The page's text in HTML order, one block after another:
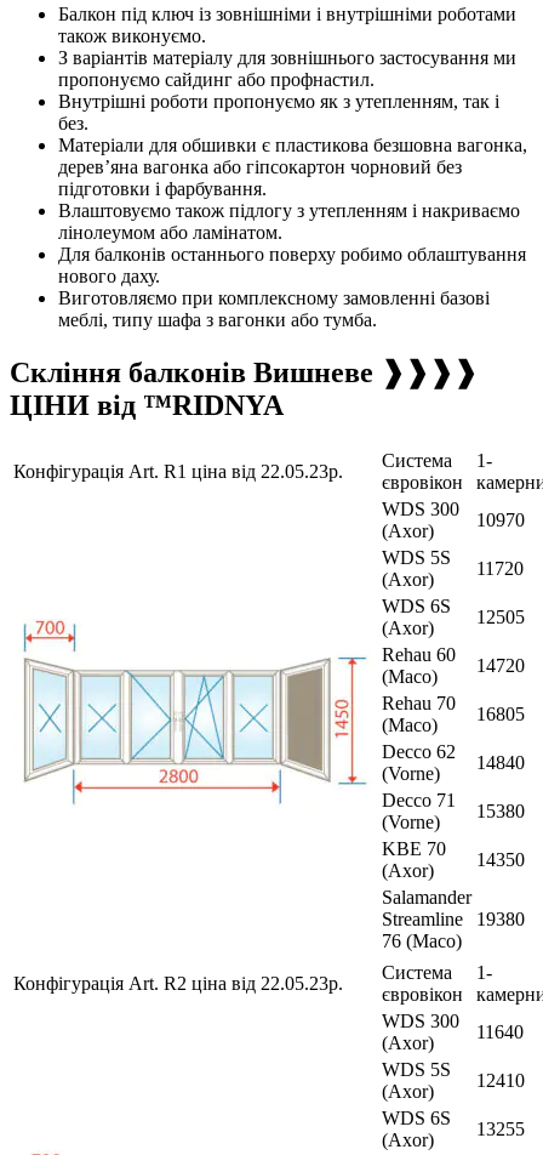
Балкон під ключ із зовнішніми і внутрішніми роботами
також виконуємо.
З варіантів матеріалу для зовнішнього застосування ми
пропонуємо сайдинг або профнастил.
Внутрішні роботи пропонуємо як з утепленням, так і
без.
Матеріали для обшивки є пластикова безшовна вагонка,
дерев’яна вагонка або гіпсокартон чорновий без
підготовки і фарбування.
Влаштовуємо також підлогу з утепленням і накриваємо
лінолеумом або ламінатом.
Для балконів останнього поверху робимо облаштування
нового даху.
Виготовляємо при комплексному замовленні базові
меблі, типу шафа з вагонки або тумба.
Скління балконів Вишневе ❱❱❱❱
ЦІНИ від ™RIDNYA
Конфігурація Art. R1 ціна від 22.05.23р.
Система
євровікон
1-
WDS 300
(Axor)
10970
WDS 5S
(Axor)
11720
WDS 6S
(Axor)
12505
Rehau 60
(Maco)
14720
Rehau 70
(Maco)
16805
Decco 62
(Vorne)
14840
Decco 71
(Vorne)
15380
KBE 70
(Axor)
14350
Salamander
Streamline
76 (Maco)
19380
Конфігурація Art. R2 ціна від 22.05.23р.
Система
євровікон
1-
WDS 300
(Axor)
11640
WDS 5S
(Axor)
12410
WDS 6S
(Axor)
13255